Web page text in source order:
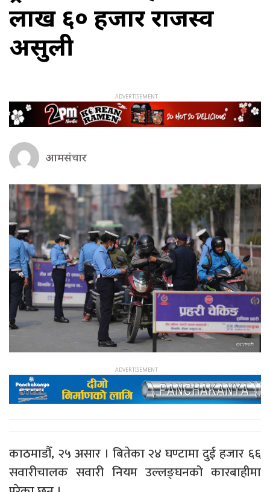
लाख ६० हजार राजस्व
असुली
आमसंचार
काठमाडौँ, २५ असार । बितेका २४ घण्टामा दुई हजार ६६
सवारीचालक सवारी नियम उल्लङ्घनको कारबाहीमा